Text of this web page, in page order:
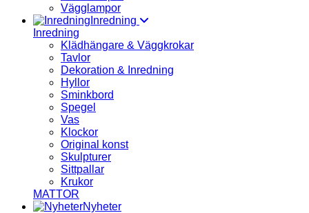
Vägglampor
Inredning
Inredning
Klädhängare & Väggkrokar
Tavlor
Dekoration & Inredning
Hyllor
Sminkbord
Spegel
Vas
Klockor
Original konst
Skulpturer
Sittpallar
Krukor
MATTOR
Nyheter